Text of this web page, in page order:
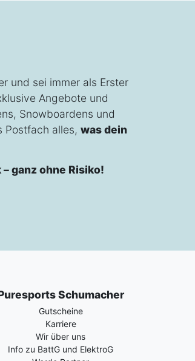
und sei immer als Erster
Angebote und
Snowboardens und
Postfach alles, was dein
ganz ohne Risiko!
Schumacher
Gutscheine
Karriere
Wir über uns
Info zu BattG und ElektroG